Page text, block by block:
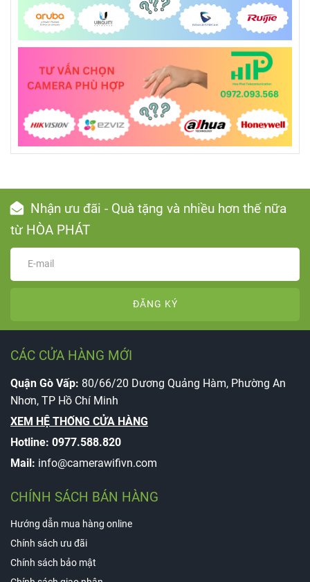
Nhận ưu đãi - Quà tặng và nhiều hơn thế nữa
từ HÒA PHÁT
ĐĂNG KÝ
CÁC CỬA HÀNG MỚI
Quận Gò Vấp: 80/66/20 Dương Quảng Hàm, Phường An
Nhơn, TP Hồ Chí Minh
XEM HỆ THỐNG CỬA HÀNG
Hotline: 0977.588.820
Mail: info@camerawifivn.com
CHÍNH SÁCH BÁN HÀNG
Hướng dẫn mua hàng online
Chính sách ưu đãi
Chính sách bảo mật